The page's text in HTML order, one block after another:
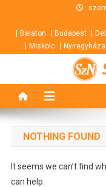
contentBalaton Budapest
Miskolc
Nyíregyháza
NOTHING FOUND
It seems we can’t find
can help.